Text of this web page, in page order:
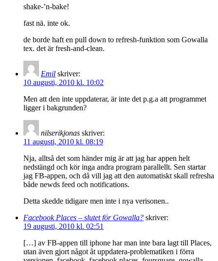
shake-’n-bake!
fast nä. inte ok.
de borde haft en pull down to refresh-funktion som Gowalla
tex. det är fresh-and-clean.
Emil skriver:
10 augusti, 2010 kl. 10:02
Men att den inte uppdaterar, är inte det p.g.a att programmet
ligger i bakgrunden?
nilserikjonas skriver:
11 augusti, 2010 kl. 08:19
Nja, alltså det som händer mig är att jag har appen helt
nedstängd och kör inga andra program parallellt. Sen startar
jag FB-appen, och då vill jag att den automatiskt skall refresha
både newds feed och notifications.
Detta skedde tidigare men inte i nya verisonen..
Facebook Places – slutet för Gowalla? skriver:
19 augusti, 2010 kl. 02:51
[…] av FB-appen till iphone har man inte bara lagt till Places,
utan även gjort något åt uppdatera-problematiken i förra